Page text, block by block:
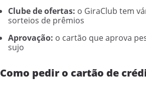
Clube de ofertas: o GiraClub tem
sorteios de prêmios
Aprovação: o cartão que aprova
sujo
Como pedir o cartão de